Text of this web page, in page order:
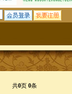
共0页 0条